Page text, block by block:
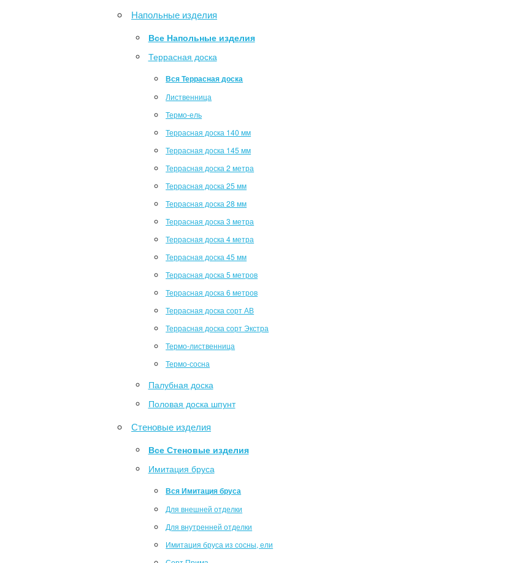
Напольные изделия
Все Напольные изделия
Террасная доска
Вся Террасная доска
Лиственница
Термо-ель
Террасная доска 140 мм
Террасная доска 145 мм
Террасная доска 2 метра
Террасная доска 25 мм
Террасная доска 28 мм
Террасная доска 3 метра
Террасная доска 4 метра
Террасная доска 45 мм
Террасная доска 5 метров
Террасная доска 6 метров
Террасная доска сорт АВ
Террасная доска сорт Экстра
Термо-лиственница
Термо-сосна
Палубная доска
Половая доска шпунт
Стеновые изделия
Все Стеновые изделия
Имитация бруса
Вся Имитация бруса
Для внешней отделки
Для внутренней отделки
Имитация бруса из сосны, ели